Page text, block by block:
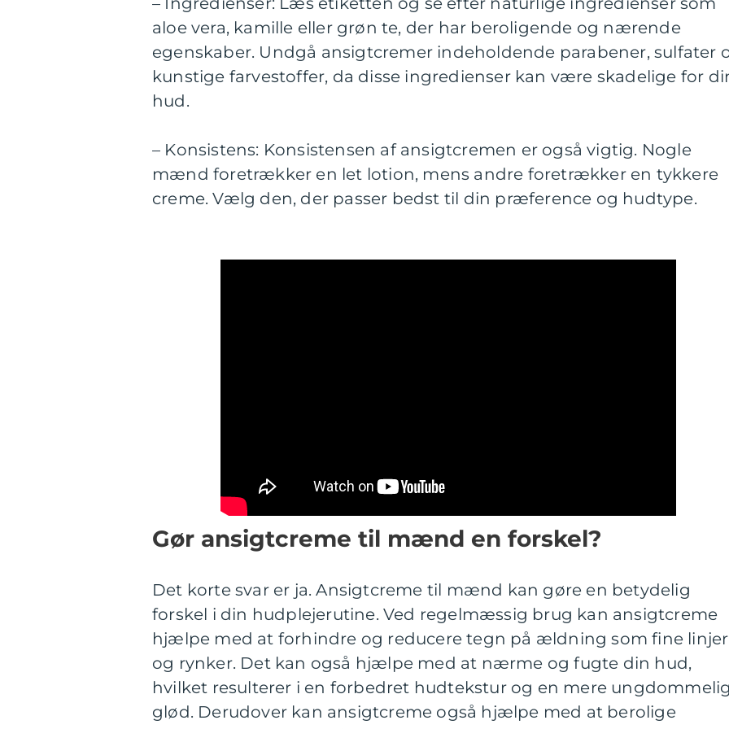
aloe vera, kamille eller grøn te, der har beroligende og nærende
egenskaber. Undgå ansigtcremer indeholdende parabener, sulfater
kunstige farvestoffer, da disse ingredienser kan være skadelige for
hud.
– Konsistens: Konsistensen af ansigtcremen er også vigtig. Nogle
mænd foretrækker en let lotion, mens andre foretrækker en tykkere
creme. Vælg den, der passer bedst til din præference og hudtype.
Gør ansigtcreme til mænd en forskel?
Det korte svar er ja. Ansigtcreme til mænd kan gøre en betydelig
forskel i din hudplejerutine. Ved regelmæssig brug kan ansigtcreme
hjælpe med at forhindre og reducere tegn på ældning som fine linjer
og rynker. Det kan også hjælpe med at nærme og fugte din hud,
hvilket resulterer i en forbedret hudtekstur og en mere
glød. Derudover kan ansigtcreme også hjælpe med at berolige